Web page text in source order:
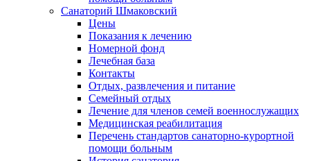
Санаторий Шмаковский
Цены
Показания к лечению
Номерной фонд
Лечебная база
Контакты
Отдых, развлечения и питание
Семейный отдых
Лечение для членов семей военнослужащих
Медицинская реабилитация
Перечень стандартов санаторно-курортной
помощи больным